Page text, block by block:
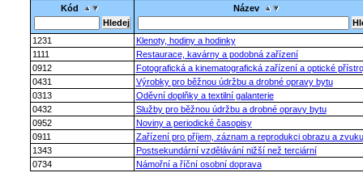
Kód Název
1231
Klenoty, hodiny a hodinky
1111
Restaurace, kavárny a podobná zařízení
0912
Fotografická a kinematografická zařízení a optické
0431
Výrobky pro běžnou údržbu a drobné opravy bytu
0313
Oděvní doplňky a textilní galanterie
0432
Služby pro běžnou údržbu a drobné opravy bytu
0952
Noviny a periodické časopisy
0911
Zařízení pro příjem, záznam a reprodukci obrazu a zvuku
1343
Postsekundární vzdělávání nižší než terciární
0734
Námořní a říční osobní doprava